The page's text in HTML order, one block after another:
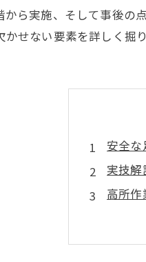
ら実施、そして事後の
せない要素を詳しく掘
安全
実技
高所作
重機
作業後